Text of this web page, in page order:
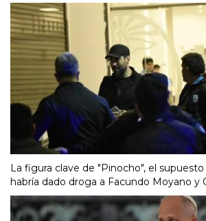
La figura clave de "Pinocho", el
habría dado droga a Facundo Moyano y